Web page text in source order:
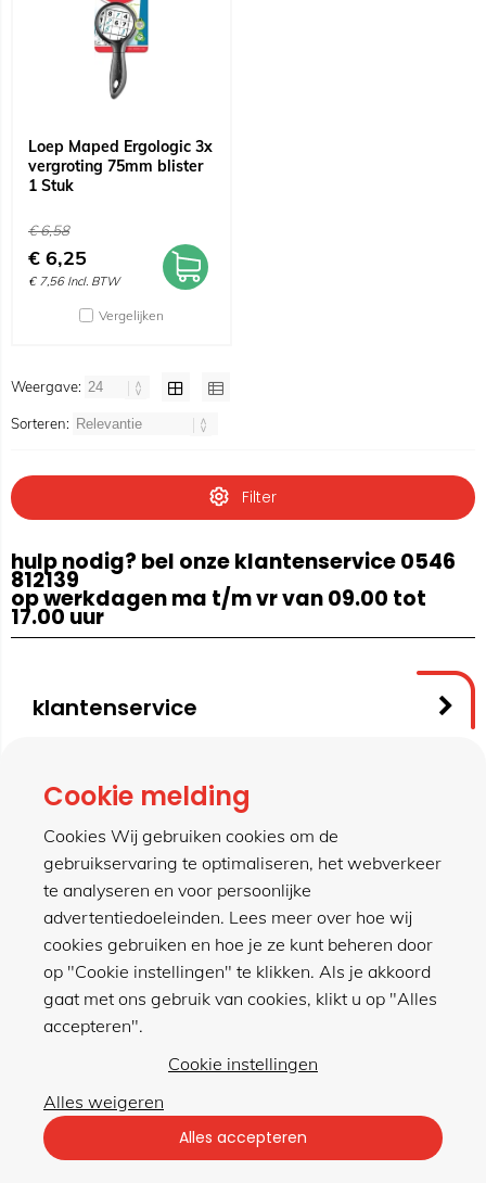
Loep Maped Ergologic 3x
vergroting 75mm blister
1 Stuk
€6,58
€ 6,25
€ 7,56 Incl. BTW
Vergelijken
Weergave:
Sorteren:
Filter
hulp nodig? bel onze klantenservice 0546
812139
op werkdagen ma t/m vr van 09.00 tot
17.00 uur
klantenservice
contact
meer van hillen
winkel
Algemene voorwaarden
Cookie melding
Cookies Wij gebruiken cookies om de
gebruikservaring te optimaliseren, het webverkeer
te analyseren en voor persoonlijke
advertentiedoeleinden. Lees meer over hoe wij
cookies gebruiken en hoe je ze kunt beheren door
op "Cookie instellingen" te klikken. Als je akkoord
gaat met ons gebruik van cookies, klikt u op "Alles
accepteren".
Cookie instellingen
Alles weigeren
Alles accepteren